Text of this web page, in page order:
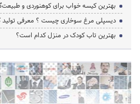
بهترین کیسه خواب برای کوهنوردی و
دیسپلی مرغ سوخاری چیست ؟ معرفی تولید
بهترین تاب کودک در منزل کدام است؟